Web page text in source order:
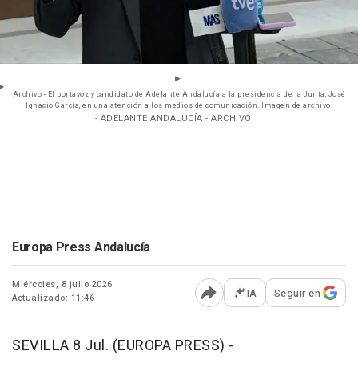
Archivo - El portavoz y candidato de Adelante Andalucía a la presidencia de la Junta, José
Ignacio García, en una atención a los medios de comunicación. Imagen de archivo.
- ADELANTE ANDALUCÍA - ARCHIVO
Europa Press Andalucía
Miércoles, 8 julio 2026
Actualizado: 11:46
Abrir opciones para
IA Seguir en
SEVILLA 8 Jul. (EUROPA PRESS) -